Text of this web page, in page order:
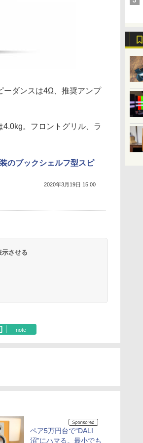
ーダンスは4Ω、推奨アンプ
。フロントグリル、ラ
のブックシェルフ型スピ
2020年3月19日 15:00
させる
note
ペア5万円台で“DALI
沼”にハマる。最小でも